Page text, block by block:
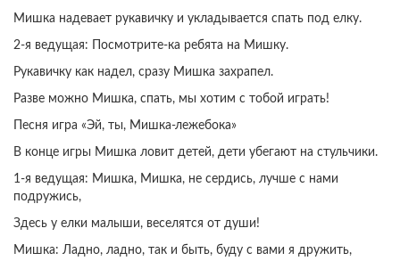
Мишка надевает рукавичку и укладывается спать под елку.
2-я ведущая: Посмотрите-ка ребята на Мишку.
Рукавичку как надел, сразу Мишка захрапел.
Разве можно Мишка, спать, мы хотим с тобой играть!
Песня игра «Эй, ты, Мишка-лежебока»
В конце игры Мишка ловит детей, дети убегают на стульчики.
1-я ведущая: Мишка, Мишка, не сердись, лучше с нами
подружись,
Здесь у елки малыши, веселятся от души!
Мишка: Ладно, ладно, так и быть, буду с вами я дружить,